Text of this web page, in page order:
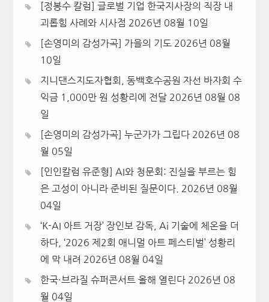
[정봉수 칼럼] 글로벌 기업 한국지사장의 직장 내
괴롭힘 사례와 시사점 2026년 08월 10일
[손영미의 감성가곡] 가을의 기도 2026년 08월
10일
지니댄스지도자협회, 동백호수공원 자선 바자회 수
익금 1,000만 원 성황리에 전달 2026년 08월 08
일
[손영미의 감성가곡] 누군가가 그립다 2026년 08
월 05일
[인인칼럼 유준형] AI와 청문회: 진실을 부르는 힘
은 고성이 아니라 준비된 질문이다.
2026년 08월
04일
‘K-AI 아트 거장’ 장인보 감독, Ai 기술에 체온을 더
하다, ‘2026 제2회 애니멀 아트 페스티벌’ 성황리
에 막 내려 2026년 08월 04일
한국·브라질 슈퍼콘서트 올해 열린다 2026년 08
월 04일